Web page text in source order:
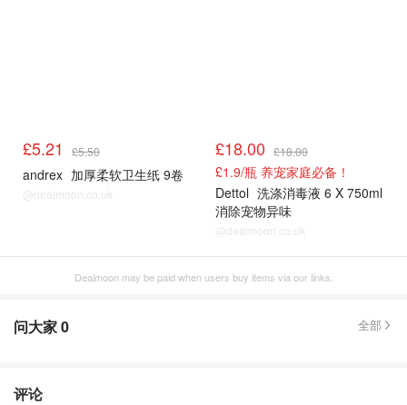
£5.21 £5.50
andrex 加厚柔软卫生纸 9卷
@dealmoon.co.uk
£18.00 £18.00
£1.9/瓶 养宠家庭必备！
Dettol 洗涤消毒液 6 X 750ml
消除宠物异味
@dealmoon.co.uk
Dealmoon may be paid when users buy items via our links.
问大家0 全部
评论